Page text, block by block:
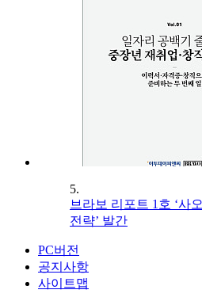
5.
브라보 리포트 1호 ‘사
전략’ 발간
PC버전
공지사항
사이트맵